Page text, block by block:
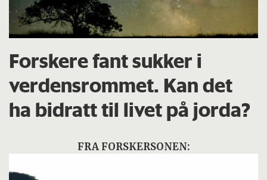
Forskere fant sukker i
verdensrommet. Kan det
ha bidratt til livet på jorda?
FRA FORSKERSONEN: